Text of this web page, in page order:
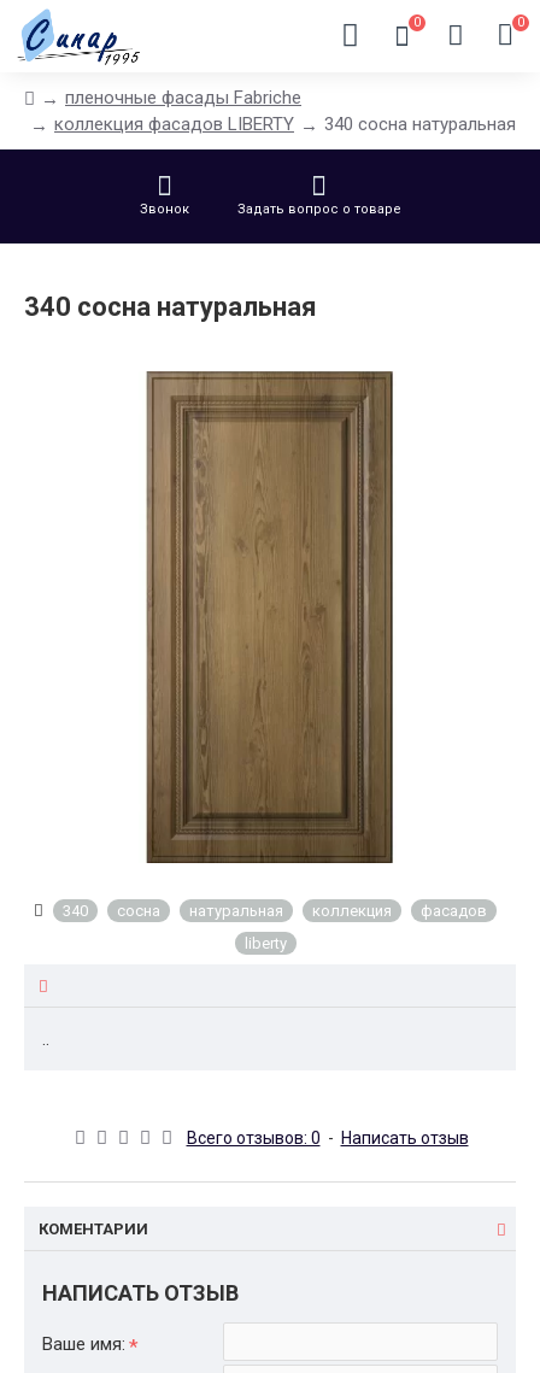
0 0
пленочные фасады Fabriche
коллекция фасадов LIBERTY
340 сосна натуральная
Звонок Задать вопрос о товаре
340 сосна натуральная
340 сосна натуральная коллекция
фасадов
liberty
..
Всего отзывов: 0 - Написать отзыв
КОМЕНТАРИИ
НАПИСАТЬ ОТЗЫВ
Ваше имя: